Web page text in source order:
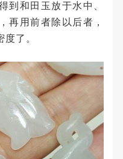
到和田玉放于水中、
再用前者除以后者，
了。